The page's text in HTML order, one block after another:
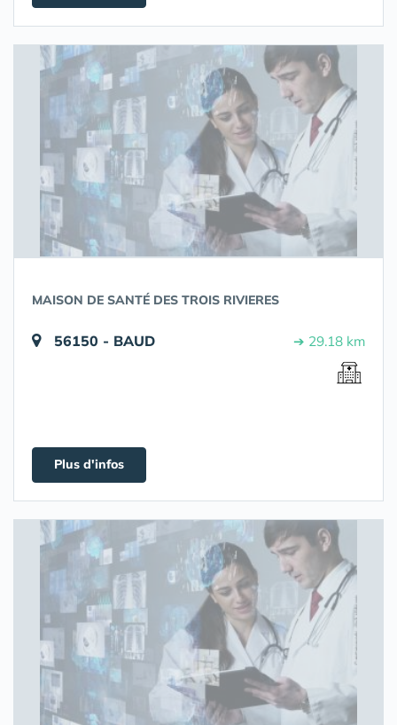
MAISON DE SANTÉ DES TROIS RIVIERES
56150 - BAUD ➔ 29.18 km
Plus d'infos